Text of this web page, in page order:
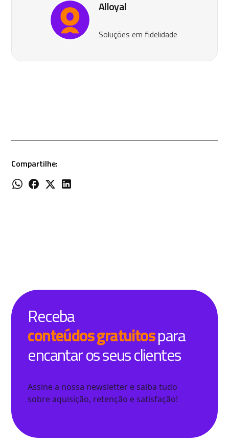
Alloyal
Soluções em fidelidade
Compartilhe:
Receba
conteúdos gratuitospara
encantar os seus clientes
Assine a nossa newsletter e saiba tudo
sobre aquisição, retenção e satisfação!